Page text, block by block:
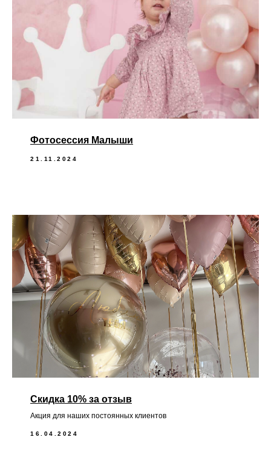
Фотосессия Малыши
21.11.2024
Скидка 10% за отзыв
Акция для наших постоянных клиентов
16.04.2024